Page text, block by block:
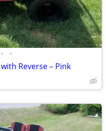
• •
Reverse – Pink